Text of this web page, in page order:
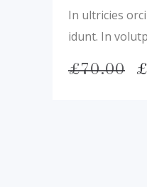
In ultricies
idunt. In
£70.00 £